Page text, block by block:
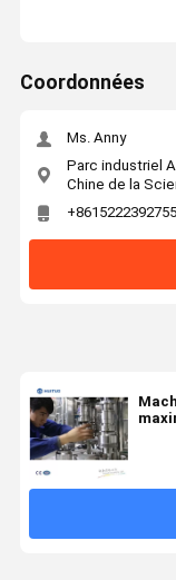
Coordonnées
Ms. Anny
Parc industriel
Chine de la
+8615222392755